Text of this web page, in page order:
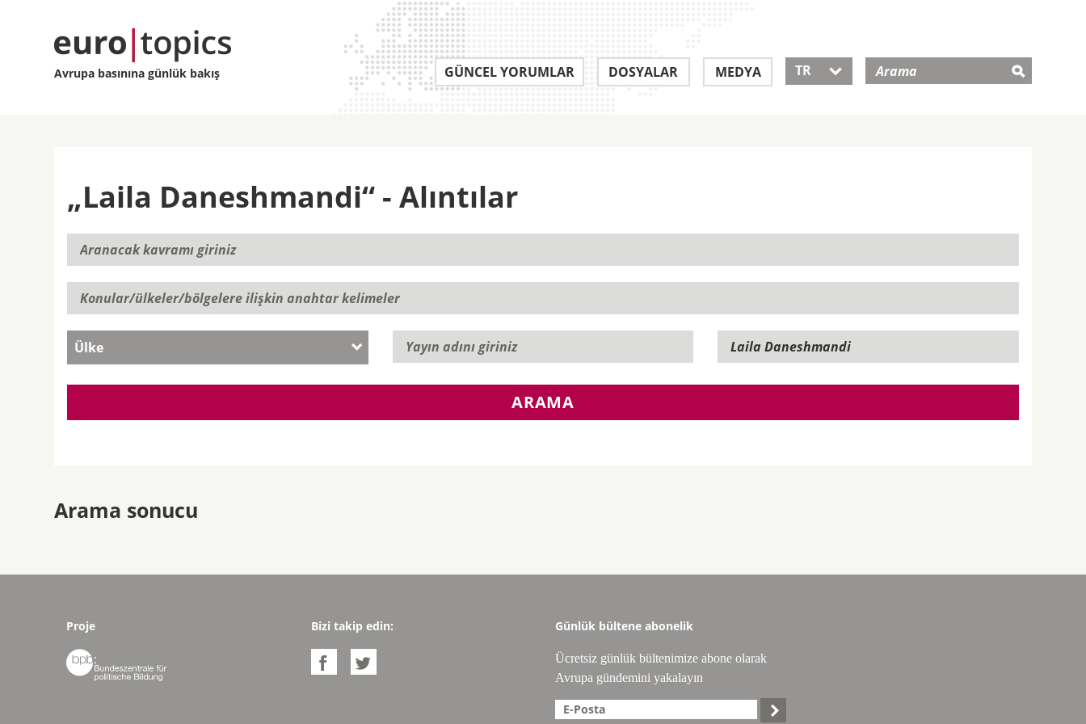
Avrupa basınına günlük bakış GÜNCEL YORUMLAR DOSYALAR MEDYA TR 
„Laila Daneshmandi“ - Alıntılar
Ülke
ARAMA
Arama sonucu
Proje

Bizi takip edin:
 
Günlük bültene abonelik
Ücretsiz günlük bültenimize abone olarak
Avrupa gündemini yakalayın
